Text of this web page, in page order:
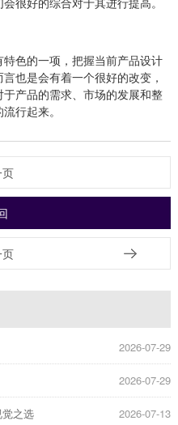
色的一项，把握当前产品设计
也是会有着一个很好的改变，
产品的需求、市场的发展和整
行起来。
2026-07-29
2026-07-29
2026-07-13
之选